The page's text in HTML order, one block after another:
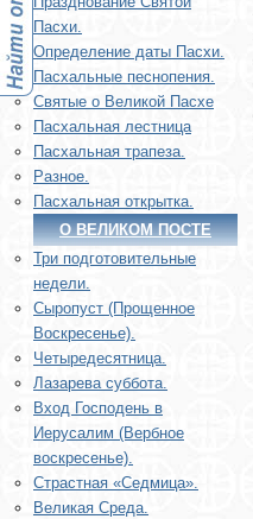
Пасхи.
Определение даты Пасхи.
Пасхальные песнопения.
Святые о Великой Пасхе
Пасхальная лестница
Пасхальная трапеза.
Разное.
Пасхальная открытка.
О ВЕЛИКОМ ПОСТЕ
Три подготовительные
недели.
Сыропуст (Прощенное
Воскресенье).
Четыредесятница.
Лазарева суббота.
Вход Господень в
Иерусалим (Вербное
воскресенье).
Страстная «Седмица».
Великая Среда.